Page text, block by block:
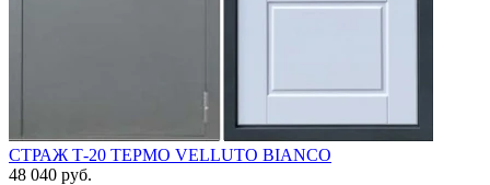
СТРАЖ Т-20 ТЕРМО VELLUTO BIANCO
48 040 руб.